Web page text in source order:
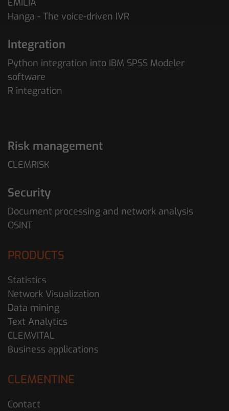
Hanga - The voice-driven IVR
Integration
Python integration into IBM SPSS Modeler
software
R integration
Risk management
CLEMRISK
Security
Document processing and network analysis
OSINT
PRODUCTS
Statistics
Network Visualization
Data mining
Text Analytics
CLEMVITAL
Business applications
CLEMENTINE
Contact